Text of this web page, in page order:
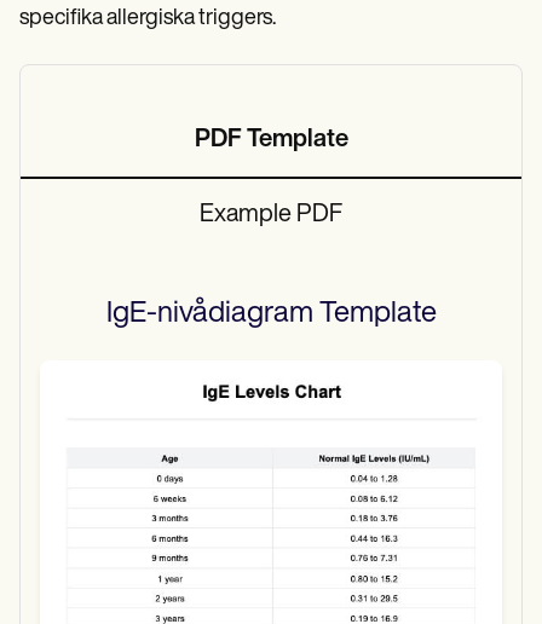
specifika allergiska triggers.
PDF Template
Example PDF
IgE-nivådiagram Template